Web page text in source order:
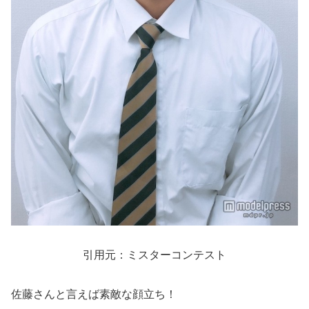
引用元：ミスターコンテスト
佐藤さんと言えば素敵な顔立ち！